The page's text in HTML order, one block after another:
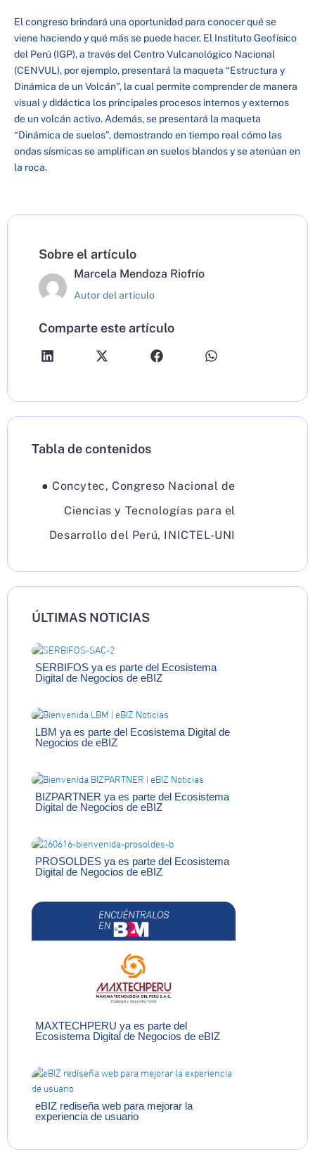
El congreso brindará una oportunidad para conocer qué se
viene haciendo y qué más se puede hacer. El Instituto Geofísico
del Perú (IGP), a través del Centro Vulcanológico Nacional
(CENVUL), por ejemplo, presentará la maqueta “Estructura y
Dinámica de un Volcán”, la cual permite comprender de manera
visual y didáctica los principales procesos internos y externos
de un volcán activo. Además, se presentará la maqueta
“Dinámica de suelos”, demostrando en tiempo real cómo las
ondas sísmicas se amplifican en suelos blandos y se atenúan en
la roca.
Sobre el artículo
Marcela Mendoza Riofrío
Autor del artículo
Comparte este artículo
Tabla de contenidos
● Concytec, Congreso Nacional de
Ciencias y Tecnologías para el
Desarrollo del Perú, INICTEL-UNI
ÚLTIMAS NOTICIAS
SERBIFOS ya es parte del Ecosistema
Digital de Negocios de eBIZ
LBM ya es parte del Ecosistema Digital de
Negocios de eBIZ
BIZPARTNER ya es parte del Ecosistema
Digital de Negocios de eBIZ
PROSOLDES ya es parte del Ecosistema
Digital de Negocios de eBIZ
MAXTECHPERU ya es parte del
Ecosistema Digital de Negocios de eBIZ
eBIZ rediseña web para mejorar la
experiencia de usuario